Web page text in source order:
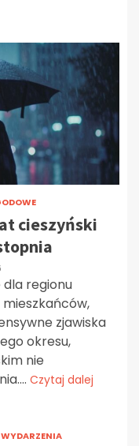
cieszyński
regionu
zjawiska
okresu,
nie
Czytaj dalej
WYDARZENIA